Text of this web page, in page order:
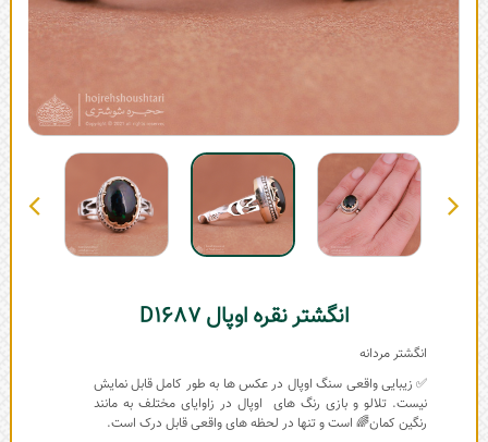
انگشتر نقره اوپال D1687
انگشتر مردانه
✅ زیبایی واقعی سنگ اوپال در عکس ها به طور کامل قابل نمایش
نیست. تلالو و بازی رنگ های اوپال در زاوایای مختلف به مانند
رنگین کمان🌈 است و تنها در لحظه های واقعی قابل درک است.